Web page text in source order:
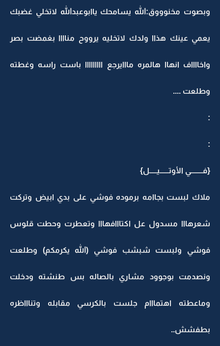
وبصوت مخنوووق:الله يسامحك ياابوعبدالله لاتخلي غضبك
يعمي عينك هذاا ولدك لاتخليه يرووح مناااا بغمضت بصر
واخااااف انهاا هالمره مااايرجع ااااااااا باست راسه وغطته
وطلعت ....
:
:
{فــــــــي الأوتــــــيـــــل}
ملاك لبست بجاامه برموده فوشي على بدي ابيض وتركت
شعرهااا مسدول عل اكتااافهااا وتعطرت وحطت قلوس
فوشي ولبست شبشب فوشي (الله يكرمكم) وطلعت
ونصدمت بوجوود مشاري بالصاله بس طنشته ودخلت
وماعطته اهتمااام جلست بالكرسي مقابله وتناااظره
بطفشش..